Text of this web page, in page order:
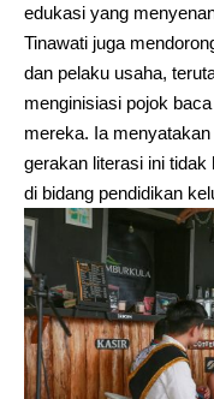
edukasi yang
Tinawati juga
dan pelaku usaha,
menginisiasi pojok
mereka. Ia
gerakan literasi ini
di bidang pendidikan